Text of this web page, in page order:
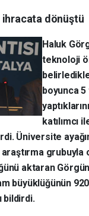
ihracata dönüştü
Haluk
teknoloji
boyunca
katılımcı
Üniversite
grubuyla
aktaran
büyüklüğünün
bildirdi.